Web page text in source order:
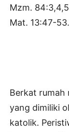
Mzm.
Mat. 13:47-53.
Berkat rumah
yang dimiliki
katolik.